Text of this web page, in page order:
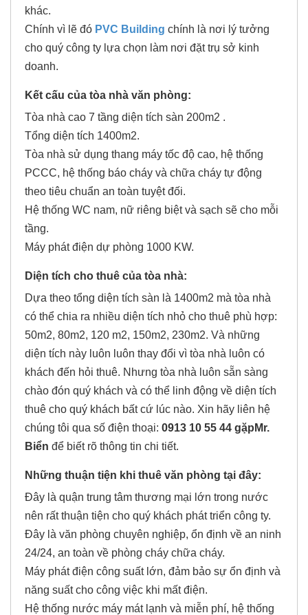
khác.
Chính vì lẽ đó PVC Building chính là nơi lý tưởng
cho quý công ty lựa chọn làm nơi đặt trụ sở kinh
doanh.
Kết cấu của tòa nhà văn phòng:
Tòa nhà cao 7 tầng diện tích sàn 200m2 .
Tổng diện tích 1400m2.
Tòa nhà sử dụng thang máy tốc độ cao, hệ thống
PCCC, hệ thống báo cháy và chữa cháy tự động
theo tiêu chuẩn an toàn tuyệt đối.
Hệ thống WC nam, nữ riêng biệt và sạch sẽ cho mỗi
tầng.
Máy phát điện dự phòng 1000 KW.
Diện tích cho thuê của tòa nhà:
Dựa theo tổng diện tích sàn là 1400m2 mà tòa nhà
có thể chia ra nhiều diện tích nhỏ cho thuê phù hợp:
50m2, 80m2, 120 m2, 150m2, 230m2. Và những
diện tích này luôn luôn thay đổi vì tòa nhà luôn có
khách đến hỏi thuê. Nhưng tòa nhà luôn sẵn sàng
chào đón quý khách và có thể linh động về diện tích
thuê cho quý khách bất cứ lúc nào. Xin hãy liên hệ
chúng tôi qua số điện thoại: 0913 10 55 44 gặpMr.
Biển để biết rõ thông tin chi tiết.
Những thuận tiện khi thuê văn phòng tại đây:
Đây là quận trung tâm thương mại lớn trong nước
nên rất thuận tiện cho quý khách phát triển công ty.
Đây là văn phòng chuyên nghiệp, ổn định về an ninh
24/24, an toàn về phòng cháy chữa cháy.
Máy phát điện công suất lớn, đảm bảo sự ổn định và
năng suất cho công việc khi mất điện.
Hệ thống nước máy mát lạnh và miễn phí, hệ thống